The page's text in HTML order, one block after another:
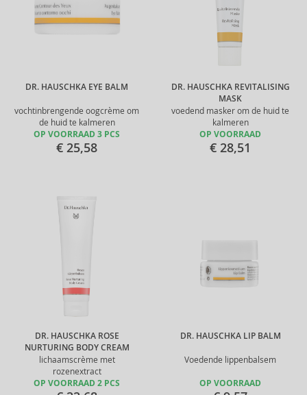
DR. HAUSCHKA EYE BALM
vochtinbrengende oogcrème om
de huid te kalmeren
OP VOORRAAD 3 PCS
€ 25,58
DR. HAUSCHKA REVITALISING
MASK
voedend masker om de huid te
kalmeren
OP VOORRAAD
€ 28,51
DR. HAUSCHKA ROSE
NURTURING BODY CREAM
lichaamscrème met
rozenextract
OP VOORRAAD 2 PCS
DR. HAUSCHKA LIP BALM
Voedende lippenbalsem
OP VOORRAAD